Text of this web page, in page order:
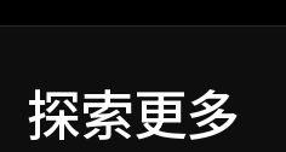
探索更多